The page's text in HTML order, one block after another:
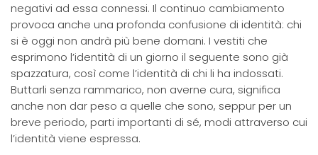
negativi ad essa connessi. Il continuo cambiamento
provoca anche una profonda confusione di identità: chi
si è oggi non andrà più bene domani. I vestiti che
esprimono l’identità di un giorno il seguente sono già
spazzatura, così come l’identità di chi li ha indossati.
Buttarli senza rammarico, non averne cura, significa
anche non dar peso a quelle che sono, seppur per un
breve periodo, parti importanti di sé, modi attraverso cui
l’identità viene espressa.